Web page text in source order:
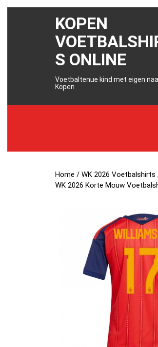
KOPEN
S ONLINE
Voetbaltenue kind met eigen
Kopen
Home /WK 2026 Voetbalshirts
WK 2026 Korte Mouw